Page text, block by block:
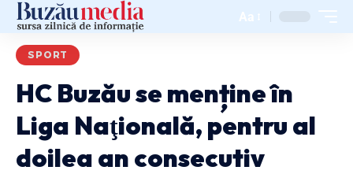
Aa
SPORT
HC Buzău se menține în
Liga Naţională, pentru al
doilea an consecutiv